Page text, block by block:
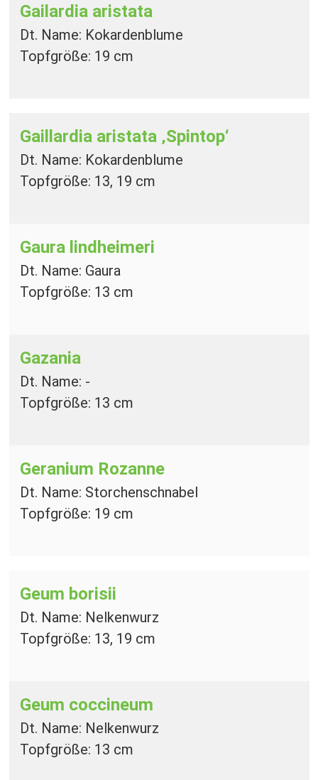
Gailardia aristata
Dt. Name: Kokardenblume
Topfgröße: 19 cm
Gaillardia aristata ‚Spintop‘
Dt. Name: Kokardenblume
Topfgröße: 13, 19 cm
Gaura lindheimeri
Dt. Name: Gaura
Topfgröße: 13 cm
Gazania
Dt. Name: -
Topfgröße: 13 cm
Geranium Rozanne
Dt. Name: Storchenschnabel
Topfgröße: 19 cm
Geum borisii
Dt. Name: Nelkenwurz
Topfgröße: 13, 19 cm
Geum coccineum
Dt. Name: Nelkenwurz
Topfgröße: 13 cm